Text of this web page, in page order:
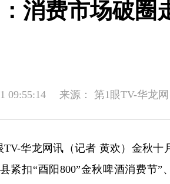
消费市场破圈
09:55:14 来源： 第1眼TV-华龙网
TV-华龙网讯（记者 黄欢）金秋
紧扣“酉阳800”金秋啤酒消费节